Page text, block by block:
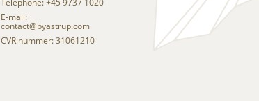
E-mail:
contact@byastrup.com
CVR nummer: 31061210